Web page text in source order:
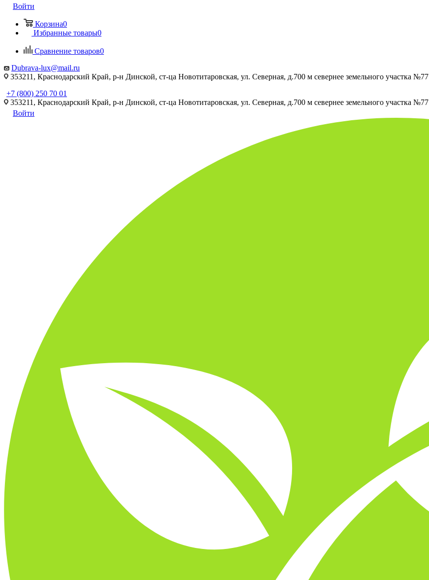
Войти
Корзина0
Избранные товары0
Сравнение товаров0
Dubrava-lux@mail.ru
353211, Краснодарский Край, р-н Динской, ст-ца Новотитаровская, ул. Северная, д.700 м севернее земельного участка №77
+7 (800) 250 70 01
353211, Краснодарский Край, р-н Динской, ст-ца Новотитаровская, ул. Северная, д.700 м севернее земельного участка №77
Войти